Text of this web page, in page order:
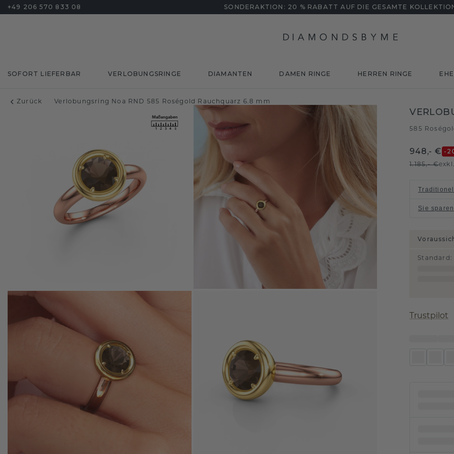
+49 206 570 833 08 SONDERAKTION: 20 % RABATT AUF DIE GESAMTE
SOFORT LIEFERBAR VERLOBUNGSRINGE DIAMANTEN DAMEN RINGE HERREN RINGE
Zurück Verlobungsring Noa RND 585 Roségold Rauchquarz 6.8 mm
585
948,- € -
1.185,- €
Sie sparen
Standard :
Trustpilot